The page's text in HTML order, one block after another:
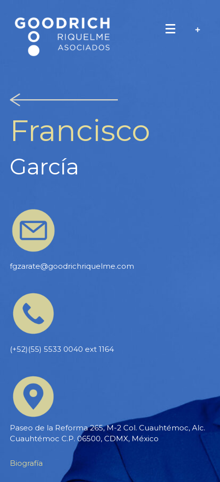
Francisco
García
fgzarate@goodrichriquelme.com
(+52)(55) 5533 0040 ext 1164
Paseo de la Reforma 265, M-2 Col. Cuauhtémoc, Alc.
Cuauhtémoc C.P. 06500, CDMX, México
Biografía